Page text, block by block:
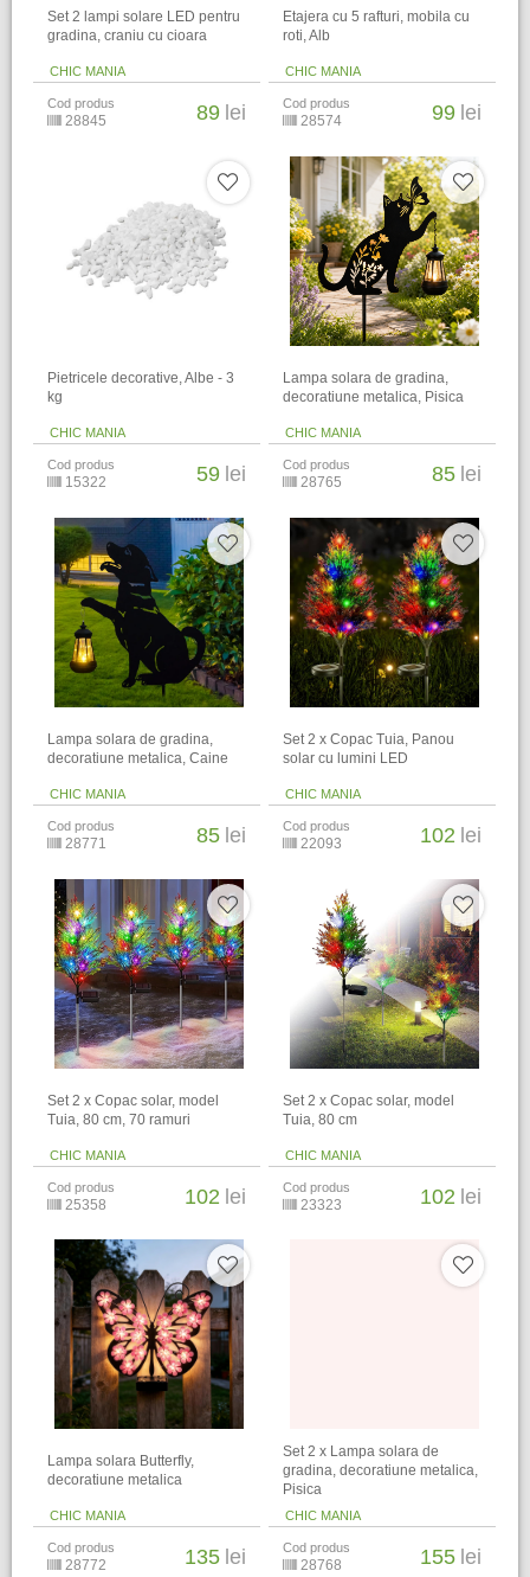
Set 2 lampi solare LED pentru
gradina, craniu cu cioara
CHIC MANIA
Cod produs
28845 89 lei
Etajera cu 5 rafturi, mobila cu
roti, Alb
CHIC MANIA
Cod produs
28574 99 lei
Pietricele decorative, Albe - 3
kg
CHIC MANIA
Cod produs
15322 59 lei
Lampa solara de gradina,
decoratiune metalica, Pisica
CHIC MANIA
Cod produs
28765 85 lei
Lampa solara de gradina,
decoratiune metalica, Caine
CHIC MANIA
Cod produs
28771 85 lei
Set 2 x Copac Tuia, Panou
solar cu lumini LED
CHIC MANIA
Cod produs
22093 102 lei
Set 2 x Copac solar, model
Tuia, 80 cm, 70 ramuri
CHIC MANIA
Cod produs
25358 102 lei
Set 2 x Copac solar, model
Tuia, 80 cm
CHIC MANIA
Cod produs
23323 102 lei
Lampa solara Butterfly,
decoratiune metalica
CHIC MANIA
Cod produs
28772 135 lei
Set 2 x Lampa solara de
gradina, decoratiune metalica,
Pisica
CHIC MANIA
Cod produs
28768 155 lei